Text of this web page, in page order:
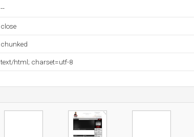
--
close
chunked
text/html; charset=utf-8